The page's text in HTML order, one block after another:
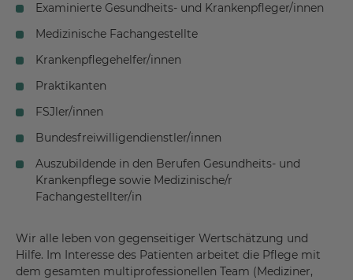
Examinierte Gesundheits- und Krankenpfleger/innen
Medizinische Fachangestellte
Krankenpflegehelfer/innen
Praktikanten
FSJler/innen
Bundesfreiwilligendienstler/innen
Auszubildende in den Berufen Gesundheits- und
Krankenpflege sowie Medizinische/r
Fachangestellter/in
Wir alle leben von gegenseitiger Wertschätzung und
Hilfe. Im Interesse des Patienten arbeitet die Pflege mit
dem gesamten multiprofessionellen Team (Mediziner,